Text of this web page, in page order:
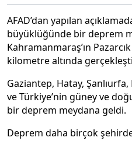
AFAD’dan yapılan
büyüklüğünde bir deprem
Kahramanmaraş’ın
kilometre altında
Gaziantep, Hatay,
ve Türkiye’nin güney ve
bir deprem meydana geldi.
Deprem daha birçok